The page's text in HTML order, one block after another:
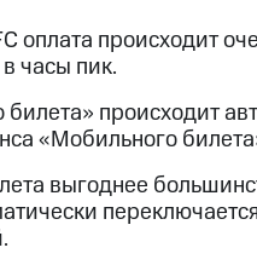
Пополнить номер
QR-коду за границей
домПланшетыАкции
происходит
часы пик.
происходит
«Мобильного
выгоднее